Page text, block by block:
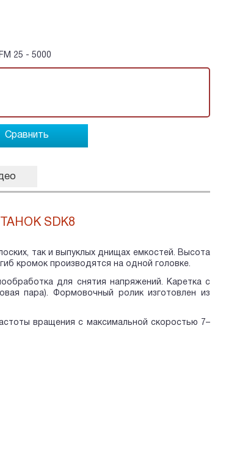
25 - 5000
Сравнить
SDK8
так и выпуклых днищах емкостей. Высота
кромок производятся на одной головке.
для снятия напряжений. Каретка с
пара). Формовочный ролик изготовлен из
вращения с максимальной скоростью 7–